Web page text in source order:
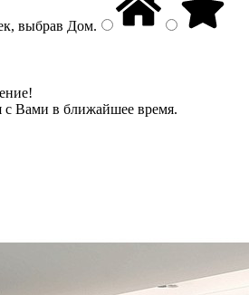
выбрав Дом.
Вами в ближайшее время.